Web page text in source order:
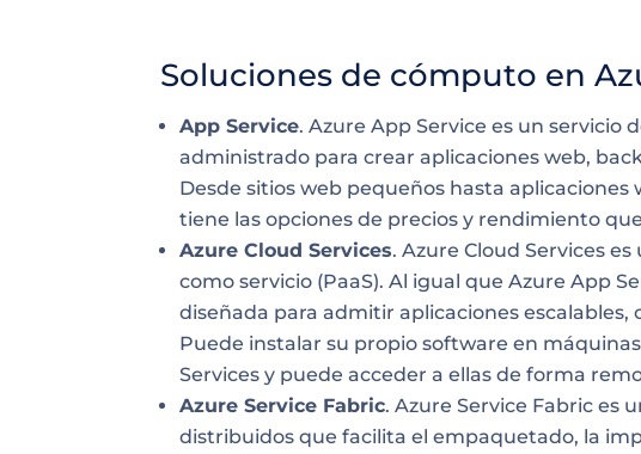
Soluciones de cómputo en
App Service. Azure App Service es un
administrado para crear aplicaciones web,
Desde sitios web pequeños hasta
tiene las opciones de precios y rendimiento
Azure Cloud Services. Azure Cloud Services
como servicio (PaaS). Al igual que Azure App
diseñada para admitir aplicaciones escalables,
Puede instalar su propio software en
Services y puede acceder a ellas de forma
Azure Service Fabric. Azure Service Fabric es
distribuidos que facilita el empaquetado, la